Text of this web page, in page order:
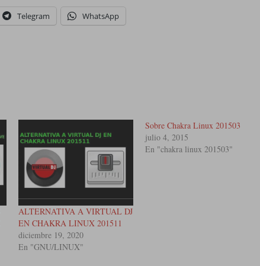
Telegram WhatsApp
ALTERNATIVA A VIRTUAL DJ
EN CHAKRA LINUX 201511
diciembre 19, 2020
En "GNU/LINUX"
Sobre Chakra Linux 201503
julio 4, 2015
En "chakra linux 201503"